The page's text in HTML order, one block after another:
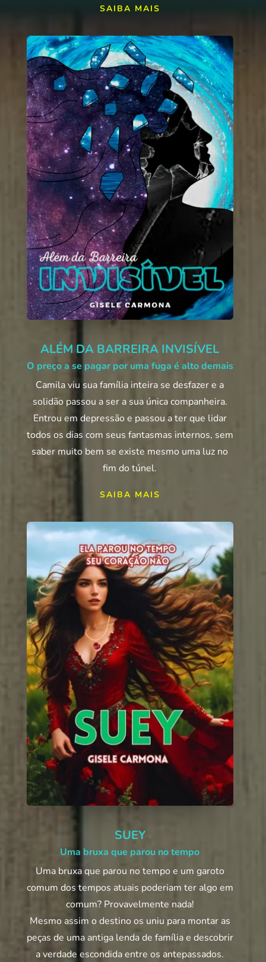
SAIBA MAIS
ALÉM DA BARREIRA INVISÍVEL
O preço a se pagar por uma fuga é alto demais
Camila viu sua família inteira se desfazer e a
solidão passou a ser a sua única companheira.
Entrou em depressão e passou a ter que lidar
todos os dias com seus fantasmas internos, sem
saber muito bem se existe mesmo uma luz no
fim do túnel.
SAIBA MAIS
SUEY
Uma bruxa que parou no tempo
Uma bruxa que parou no tempo e um garoto
comum dos tempos atuais poderiam ter algo em
comum? Provavelmente nada!
Mesmo assim o destino os uniu para montar as
peças de uma antiga lenda de família e descobrir
a verdade escondida entre os antepassados.